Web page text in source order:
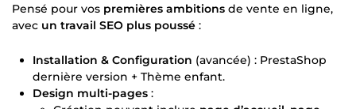
Pensé pour vos premières ambitions de vente en ligne,
avec un travail SEO plus poussé :
Installation & Configuration (avancée) : PrestaShop
dernière version + Thème enfant.
Design multi-pages :